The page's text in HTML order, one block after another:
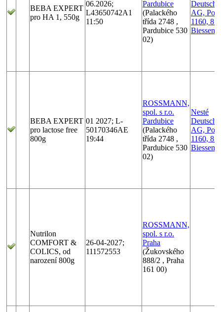
BEBA EXPERT
pro HA 1, 550g
06.2026;
L43650742A1
11:50
Pardubice
(Palackého
třída 2748 ,
Pardubice 530
02)
AG,
1160,
BEBA EXPERT
pro lactose free
800g
01 2027; L-
50170346AE
19:44
ROSSMANN,
spol. s r.o.
Pardubice
(Palackého
třída 2748 ,
Pardubice 530
02)
Nesté
AG,
1160,
Nutrilon
COMFORT &
COLICS, od
narození 800g
26-04-2027;
111572553
ROSSMANN,
spol. s r.o.
Praha
(Žukovského
888/2 , Praha
161 00)